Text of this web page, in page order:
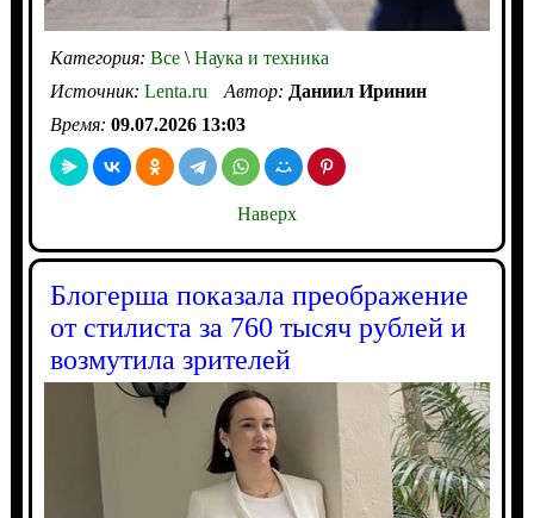
Категория: Все\Наука и техника
Источник: Lenta.ru Автор: Даниил Иринин
Время: 09.07.2026 13:03
Наверх
Блогерша показала преображение
от стилиста за 760 тысяч рублей и
возмутила зрителей